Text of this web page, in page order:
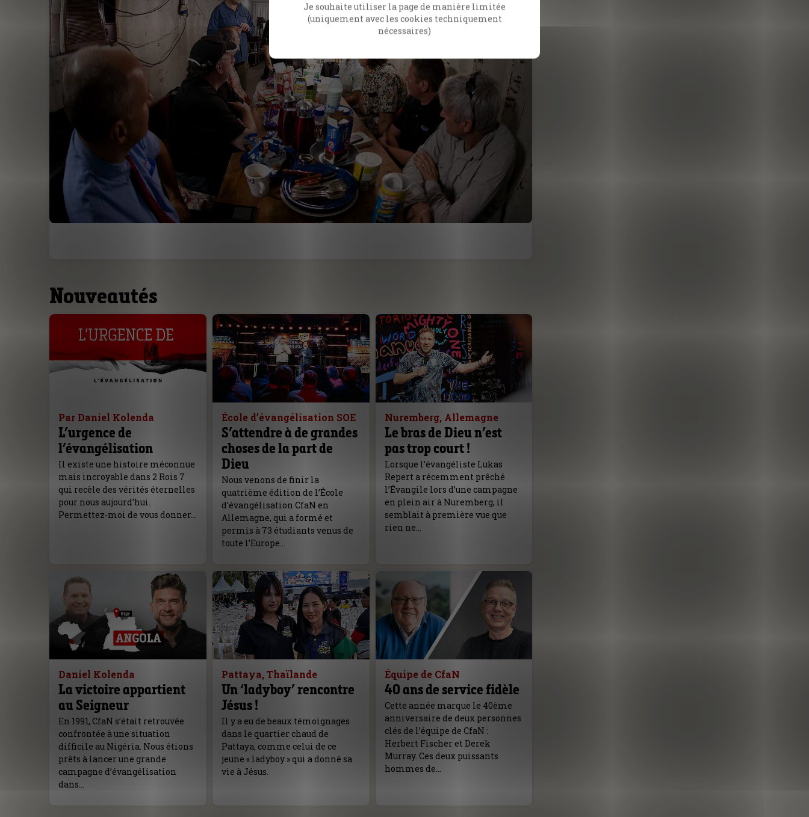
Nouveautés
Par Daniel Kolenda
L’urgence de
l’évangélisation
Il existe une histoire méconnue
mais incroyable dans 2 Rois 7
qui recèle des vérités éternelles
pour nous aujourd’hui.
Permettez-moi de vous donner…
École d’évangélisation SOE
S’attendre à de grandes
choses de la part de
Dieu
Nous venons de finir la
quatrième édition de l’École
d’évangélisation CfaN en
Allemagne, qui a formé et
permis à 73 étudiants venus de
toute l’Europe…
Nuremberg, Allemagne
Le bras de Dieu n’est
pas trop court !
Lorsque l’évangéliste Lukas
Repert a récemment prêché
l’Évangile lors d’une campagne
en plein air à Nuremberg, il
semblait à première vue que
rien ne…
Daniel Kolenda
La victoire appartient
au Seigneur
En 1991, CfaN s’était retrouvée
confrontée à une situation
difficile au Nigéria. Nous étions
prêts à lancer une grande
campagne d’évangélisation
dans…
Pattaya, Thaïlande
Un ‘ladyboy’ rencontre
Jésus !
Il y a eu de beaux témoignages
dans le quartier chaud de
Pattaya, comme celui de ce
jeune « ladyboy » qui a donné sa
vie à Jésus.
Équipe de CfaN
40 ans de service fidèle
Cette année marque le 40ème
anniversaire de deux personnes
clés de l’équipe de CfaN :
Herbert Fischer et Derek
Murray. Ces deux puissants
hommes de…
Je souhaite utiliser la page de manière limitée
(uniquement avec les cookies techniquement
nécessaires)